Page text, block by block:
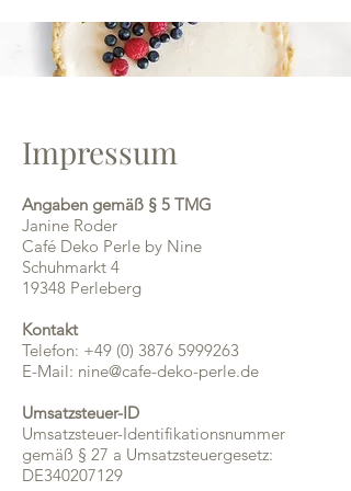
Impressum
Angaben gemäß § 5 TMG
Janine Roder
Café Deko Perle by Nine
Schuhmarkt 4
19348 Perleberg
Kontakt
Telefon: +49 (0) 3876 5999263
E-Mail: nine@cafe-deko-perle.de
Umsatzsteuer-ID
Umsatzsteuer-Identifikationsnummer
gemäß § 27 a Umsatzsteuergesetz:
DE340207129